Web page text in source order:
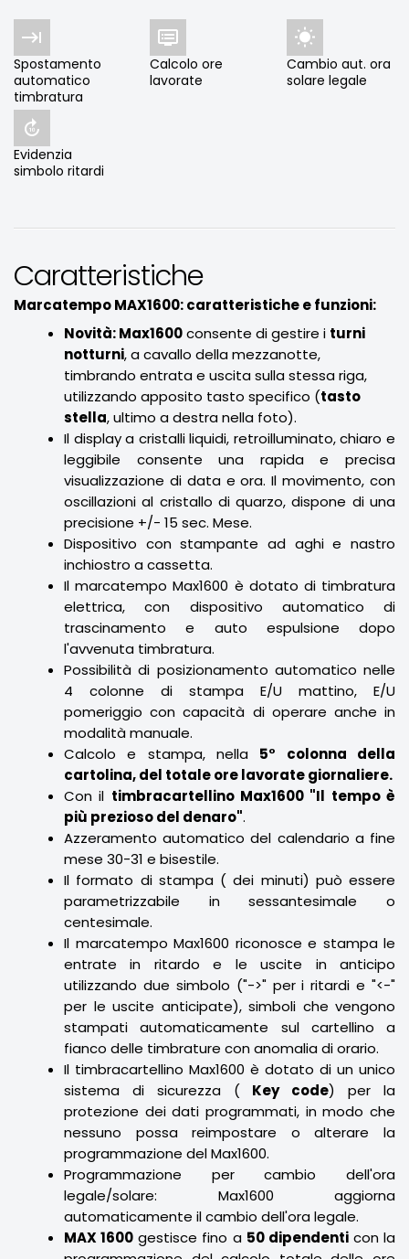

Spostamento
automatico
timbratura

Calcolo ore
lavorate

Cambio aut. ora
solare legale

Evidenzia
simbolo ritardi
Caratteristiche
Marcatempo MAX1600: caratteristiche e funzioni:
Novità: Max1600consente di gestire i turni
notturni, a cavallo della mezzanotte,
timbrando entrata e uscita sulla stessa riga,
utilizzando apposito tasto specifico (tasto
stella, ultimo a destra nella foto).
Il display a cristalli liquidi, retroilluminato, chiaro e
leggibile consente una rapida e precisa
visualizzazione di data e ora. Il movimento, con
oscillazioni al cristallo di quarzo, dispone di una
precisione +/- 15 sec. Mese.
Dispositivo con stampante ad aghi e nastro
inchiostro a cassetta.
Il marcatempo Max1600 è dotato di timbratura
elettrica, con dispositivo automatico di
trascinamento e auto espulsione dopo
l'avvenuta timbratura.
Possibilità di posizionamento automatico nelle
4 colonne di stampa E/U mattino, E/U
pomeriggio con capacità di operare anche in
modalità manuale.
Calcolo e stampa, nella 5° colonna della
cartolina, del totale ore lavorate giornaliere.
Con il timbracartellino Max1600 "Il tempo è
più prezioso del denaro".
Azzeramento automatico del calendario a fine
mese 30-31 e bisestile.
Il formato di stampa ( dei minuti) può essere
parametrizzabile in sessantesimale o
centesimale.
Il marcatempo Max1600 riconosce e stampa le
entrate in ritardo e le uscite in anticipo
utilizzando due simbolo ("->" per i ritardi e "<-"
per le uscite anticipate), simboli che vengono
stampati automaticamente sul cartellino a
fianco delle timbrature con anomalia di orario.
Il timbracartellino Max1600 è dotato di un unico
sistema di sicurezza ( Key code) per la
protezione dei dati programmati, in modo che
nessuno possa reimpostare o alterare la
programmazione del Max1600.
Programmazione per cambio dell'ora
legale/solare: Max1600 aggiorna
automaticamente il cambio dell'ora legale.
MAX 1600 gestisce fino a 50 dipendenticon la